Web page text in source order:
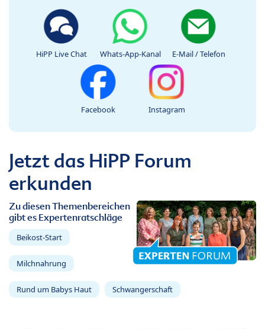
HiPP Live Chat Whats-App-Kanal E-Mail / Telefon
Facebook Instagram
Jetzt das HiPP Forum
erkunden
Zu diesen Themenbereichen
gibt es Expertenratschläge
Beikost-Start
Milchnahrung
Rund um Babys Haut Schwangerschaft